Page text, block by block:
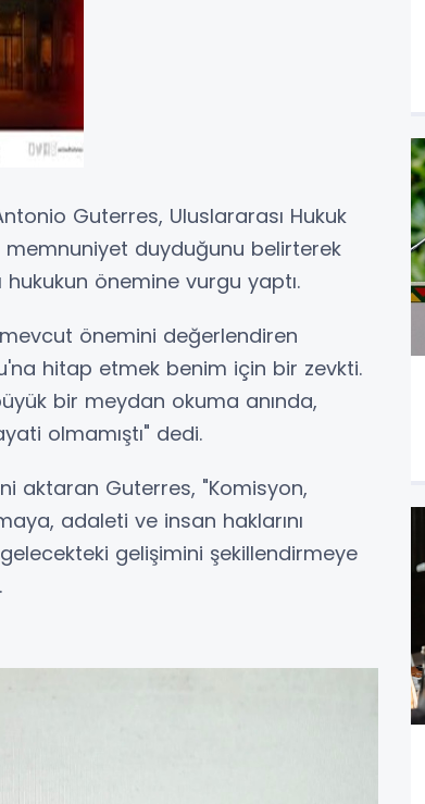
Guterres, Uluslararası Hukuk
duyduğunu belirterek
önemine vurgu yaptı.
önemini değerlendiren
hitap etmek benim için bir zevkti.
bir meydan okuma anında,
olmamıştı" dedi.
aktaran Guterres, "Komisyon,
adaleti ve insan haklarını
gelişimini şekillendirmeye